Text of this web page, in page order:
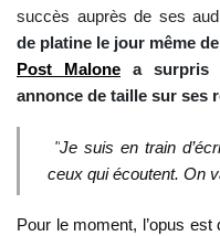
succès auprès de ses
de platine le jour même
Post Malone a surpris
annonce de taille sur ses
"Je suis en train
ceux qui écoutent. On
Pour le moment, l’opus